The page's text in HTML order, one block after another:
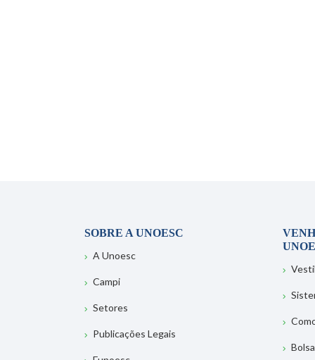
SOBRE A UNOESC
A Unoesc
Campi
Setores
Publicações Legais